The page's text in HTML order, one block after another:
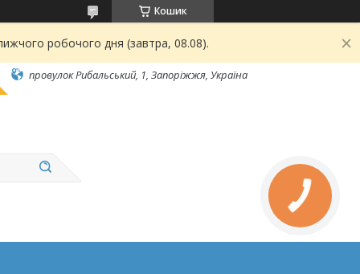
Кошик
робочого дня (завтра, 08.08).
провулок Рибальський, 1, Запоріжжя, Україна